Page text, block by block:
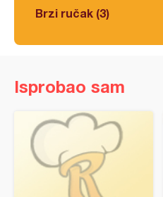
Brzi ručak (3)
Isprobao sam